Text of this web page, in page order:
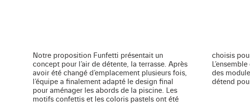
Notre proposition Funfetti présentait un
concept pour l’air de détente, la terrasse. Après
avoir été changé d’emplacement plusieurs fois,
l’équipe a finalement adapté le design final
pour aménager les abords de la piscine. Les
motifs confettis et les coloris pastels ont été
choisis pour symboliser la magie de l’été.
L’ensemble des l’aménagement se décline par
des modules aux géométries simples où l’on se
détend